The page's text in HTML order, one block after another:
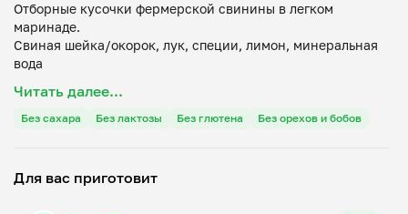
Отборные кусочки фермерской свинины в легком
маринаде.
Свиная шейка/окорок, лук, специи, лимон, минеральная
Читать далее...
Без сахара Без лактозы Без глютена Без орехов и бобов
Для вас приготовит